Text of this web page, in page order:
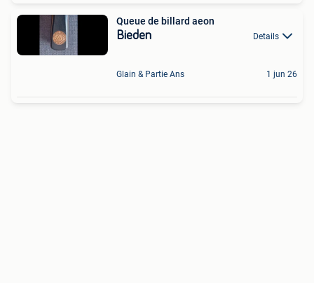
Queue de billard aeon
Bieden Details
Glain & Partie Ans 1 jun 26